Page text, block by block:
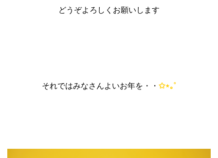
どうぞよろしくお願いします
それではみなさんよいお年を・・ ✩⋆｡˚